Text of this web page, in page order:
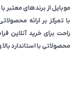
موبایل از برندهای
با تمرکز بر ارائه
راحت برای خرید آنلاین
محصولاتی با استاندارد